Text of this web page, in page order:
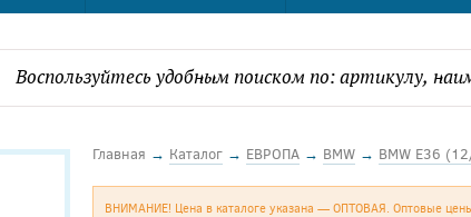
Главная → Каталог → ЕВРОПА → BMW → BMW E36
ВНИМАНИЕ! Цена в каталоге указана — ОПТОВАЯ. Оптовые